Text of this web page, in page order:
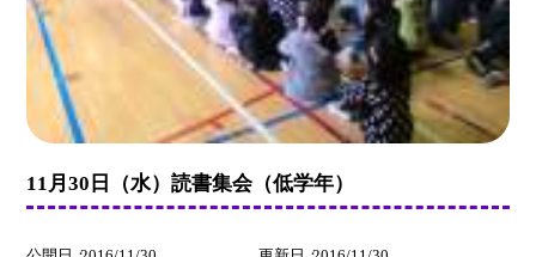
11月30日（水）読書集会（低学年）